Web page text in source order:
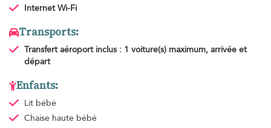
Internet Wi-Fi
Transports:
Transfert aéroport inclus : 1 voiture(s) maximum, arrivée et
départ
Enfants:
Lit bébé
Chaise haute bébé